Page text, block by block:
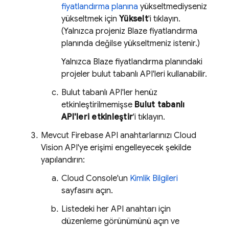
fiyatlandırma planına yükseltmediyseniz
yükseltmek için Yükselt'i tıklayın.
(Yalnızca projeniz Blaze fiyatlandırma
planında değilse yükseltmeniz istenir.)
Yalnızca Blaze fiyatlandırma planındaki
projeler bulut tabanlı API'leri kullanabilir.
Bulut tabanlı API'ler henüz
etkinleştirilmemişse Bulut tabanlı
API'leri etkinleştir'i tıklayın.
Mevcut Firebase API anahtarlarınızı Cloud
Vision API'ye erişimi engelleyecek şekilde
yapılandırın:
Cloud Console'un Kimlik Bilgileri
sayfasını açın.
Listedeki her API anahtarı için
düzenleme görünümünü açın ve